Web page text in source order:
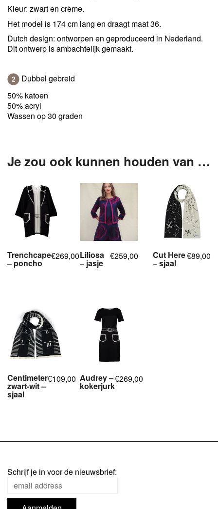
Kleur: zwart en crème.
Het model is 174 cm lang en draagt maat 36.
Dutch design: ontworpen en geproduceerd in Nederland.
Dit ontwerp is ambachtelijk gemaakt.
Dubbel gebreid
50% katoen
50% acryl
Wassen op 30 graden
Je zou ook kunnen houden van …
Trenchcape
– poncho
€269,00Liliosa
– jasje
€259,00 Cut Here
– sjaal
€89,00
Centimeter
zwart-wit –
sjaal
€109,00 Audrey –
kokerjurk
€269,00
Schrijf je in voor de nieuwsbrief: